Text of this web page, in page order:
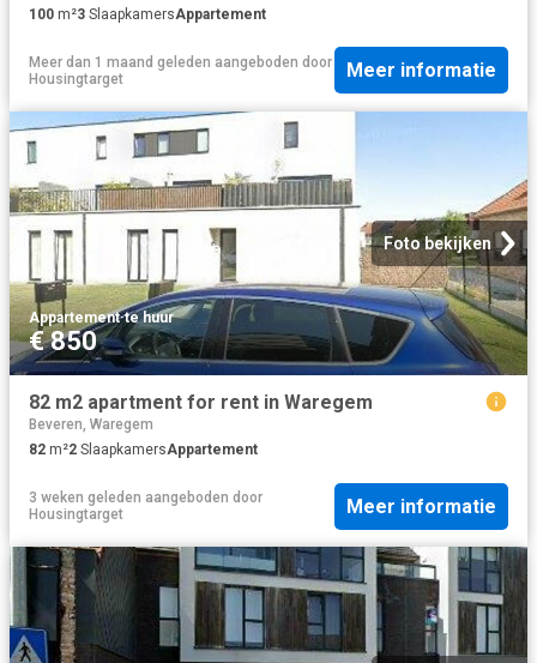
100 m²3 SlaapkamersAppartement
Meer dan 1 maand geleden aangeboden door
Housingtarget
Meer informatie
Foto bekijken
Appartement·te huur
€ 850
82 m2 apartment for rent in Waregem
Beveren, Waregem
82 m²2 SlaapkamersAppartement
3 weken geleden aangeboden door
Housingtarget
Meer informatie